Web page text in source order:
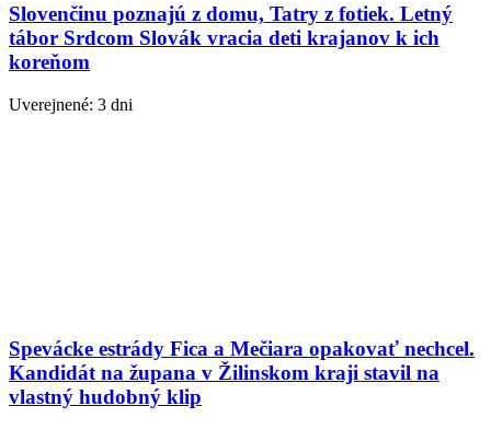
Slovenčinu poznajú z domu, Tatry z fotiek. Letný
tábor Srdcom Slovák vracia deti krajanov k ich
koreňom
Uverejnené: 3 dni
Spevácke estrády Fica a Mečiara opakovať nechcel.
Kandidát na župana v Žilinskom kraji stavil na
vlastný hudobný klip